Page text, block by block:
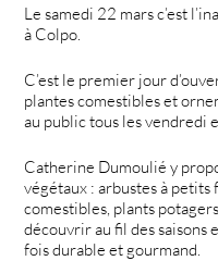
Le samedi 22 mars c’est
à Colpo.
C’est le premier jour
plantes comestibles et
au public tous les vendredi
Catherine Dumoulié y
végétaux : arbustes à
comestibles, plants
découvrir au fil des saisons
fois durable et gourmand.